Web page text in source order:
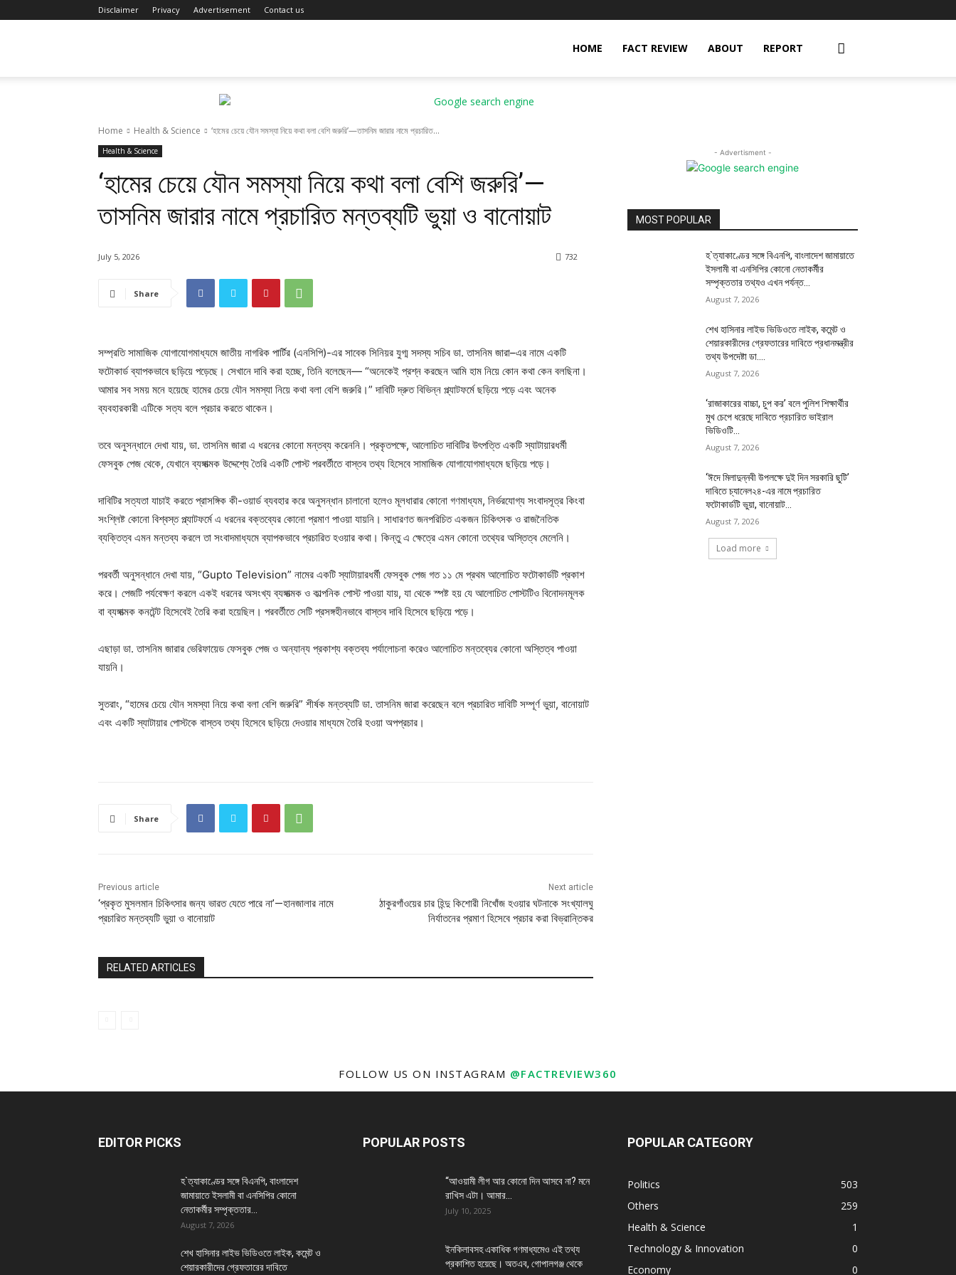
Disclaimer Privacy Advertisement Contact us
HOME FACT REVIEW ABOUT REPORT
Home Health & Science ‘হামের চেয়ে যৌন সমস্যা নিয়ে কথা বলা বেশি জরুরি’—তাসনিম জারার নামে প্রচারিত...
Health & Science
‘হামের চেয়ে যৌন সমস্যা নিয়ে কথা বলা বেশি জরুরি’—
তাসনিম জারার নামে প্রচারিত মন্তব্যটি ভুয়া ও বানোয়াট
July 5, 2026 732
Share
সম্প্রতি সামাজিক যোগাযোগমাধ্যমে জাতীয় নাগরিক পার্টির (এনসিপি)-এর সাবেক সিনিয়র যুগ্ম সদস্য সচিব ডা. তাসনিম জারা–এর নামে একটি
ফটোকার্ড ব্যাপকভাবে ছড়িয়ে পড়েছে। সেখানে দাবি করা হচ্ছে, তিনি বলেছেন— “অনেকেই প্রশ্ন করছেন আমি হাম নিয়ে কোন কথা কেন বলছিনা।
আমার সব সময় মনে হয়েছে হামের চেয়ে যৌন সমস্যা নিয়ে কথা বলা বেশি জরুরি।” দাবিটি দ্রুত বিভিন্ন প্ল্যাটফর্মে ছড়িয়ে পড়ে এবং অনেক
ব্যবহারকারী এটিকে সত্য বলে প্রচার করতে থাকেন।
তবে অনুসন্ধানে দেখা যায়, ডা. তাসনিম জারা এ ধরনের কোনো মন্তব্য করেননি। প্রকৃতপক্ষে, আলোচিত দাবিটির উৎপত্তি একটি স্যাটায়ারধর্মী
ফেসবুক পেজ থেকে, যেখানে ব্যঙ্গাত্মক উদ্দেশ্যে তৈরি একটি পোস্ট পরবর্তীতে বাস্তব তথ্য হিসেবে সামাজিক যোগাযোগমাধ্যমে ছড়িয়ে পড়ে।
দাবিটির সত্যতা যাচাই করতে প্রাসঙ্গিক কী-ওয়ার্ড ব্যবহার করে অনুসন্ধান চালানো হলেও মূলধারার কোনো গণমাধ্যম, নির্ভরযোগ্য সংবাদসূত্র কিংবা
সংশ্লিষ্ট কোনো বিশ্বস্ত প্ল্যাটফর্মে এ ধরনের বক্তব্যের কোনো প্রমাণ পাওয়া যায়নি। সাধারণত জনপরিচিত একজন চিকিৎসক ও রাজনৈতিক
ব্যক্তিত্ব এমন মন্তব্য করলে তা সংবাদমাধ্যমে ব্যাপকভাবে প্রচারিত হওয়ার কথা। কিন্তু এ ক্ষেত্রে এমন কোনো তথ্যের অস্তিত্ব মেলেনি।
পরবর্তী অনুসন্ধানে দেখা যায়, “Gupto Television” নামের একটি স্যাটায়ারধর্মী ফেসবুক পেজ গত ১১ মে প্রথম আলোচিত ফটোকার্ডটি প্রকাশ
করে। পেজটি পর্যবেক্ষণ করলে একই ধরনের অসংখ্য ব্যঙ্গাত্মক ও কাল্পনিক পোস্ট পাওয়া যায়, যা থেকে স্পষ্ট হয় যে আলোচিত পোস্টটিও বিনোদনমূলক
বা ব্যঙ্গাত্মক কনটেন্ট হিসেবেই তৈরি করা হয়েছিল। পরবর্তীতে সেটি প্রসঙ্গহীনভাবে বাস্তব দাবি হিসেবে ছড়িয়ে পড়ে।
এছাড়া ডা. তাসনিম জারার ভেরিফায়েড ফেসবুক পেজ ও অন্যান্য প্রকাশ্য বক্তব্য পর্যালোচনা করেও আলোচিত মন্তব্যের কোনো অস্তিত্ব পাওয়া
যায়নি।
সুতরাং, “হামের চেয়ে যৌন সমস্যা নিয়ে কথা বলা বেশি জরুরি” শীর্ষক মন্তব্যটি ডা. তাসনিম জারা করেছেন বলে প্রচারিত দাবিটি সম্পূর্ণ ভুয়া, বানোয়াট
এবং একটি স্যাটায়ার পোস্টকে বাস্তব তথ্য হিসেবে ছড়িয়ে দেওয়ার মাধ্যমে তৈরি হওয়া অপপ্রচার।
Share
Previous article
‘প্রকৃত মুসলমান চিকিৎসার জন্য ভারত যেতে পারে না’—হানজালার নামে
প্রচারিত মন্তব্যটি ভুয়া ও বানোয়াট
Next article
ঠাকুরগাঁওয়ের চার হিন্দু কিশোরী নিখোঁজ হওয়ার ঘটনাকে সংখ্যালঘু
নির্যাতনের প্রমাণ হিসেবে প্রচার করা বিভ্রান্তিকর
RELATED ARTICLES
- Advertisment -
MOST POPULAR
হ`ত্যাকাণ্ডের সঙ্গে বিএনপি, বাংলাদেশ জামায়াতে
ইসলামী বা এনসিপির কোনো নেতাকর্মীর
সম্পৃক্ততার তথ্যও এখন পর্যন্ত...
August 7, 2026
শেখ হাসিনার লাইভ ভিডিওতে লাইক, কমেন্ট ও
শেয়ারকারীদের গ্রেফতারের দাবিতে প্রধানমন্ত্রীর
তথ্য উপদেষ্টা ডা....
August 7, 2026
‘রাজাকারের বাচ্চা, চুপ কর’ বলে পুলিশ শিক্ষার্থীর
মুখ চেপে ধরেছে দাবিতে প্রচারিত ভাইরাল
ভিডিওটি...
August 7, 2026
‘ঈদে মিলাদুন্নবী উপলক্ষে দুই দিন সরকারি ছুটি’
দাবিতে চ্যানেল২৪-এর নামে প্রচারিত
ফটোকার্ডটি ভুয়া, বানোয়াট...
August 7, 2026
Load more
FOLLOW US ON INSTAGRAM @FACTREVIEW360
EDITOR PICKS
হ`ত্যাকাণ্ডের সঙ্গে বিএনপি, বাংলাদেশ
জামায়াতে ইসলামী বা এনসিপির কোনো
নেতাকর্মীর সম্পৃক্ততার...
August 7, 2026
শেখ হাসিনার লাইভ ভিডিওতে লাইক, কমেন্ট ও
শেয়ারকারীদের গ্রেফতারের দাবিতে
POPULAR POSTS
“আওয়ামী লীগ আর কোনো দিন আসবে না? মনে
রাখিস এটা। আমার...
July 10, 2025
ইনকিলাবসহ একাধিক গণমাধ্যমেও এই তথ্য
প্রকাশিত হয়েছে। অতএব, গোপালগঞ্জ থেকে
POPULAR CATEGORY
Politics
503
Others
259
Health & Science
1
Technology & Innovation
0
Economy
0